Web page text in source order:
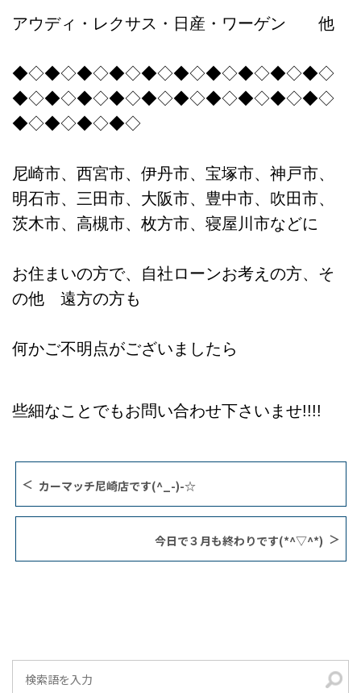
アウディ・レクサス・日産・ワーゲン 他
◆◇◆◇◆◇◆◇◆◇◆◇◆◇◆◇◆◇◆◇
◆◇◆◇◆◇◆◇◆◇◆◇◆◇◆◇◆◇◆◇
◆◇◆◇◆◇◆◇
尼崎市、西宮市、伊丹市、宝塚市、神戸市、
明石市、三田市、大阪市、豊中市、吹田市、
茨木市、高槻市、枚方市、寝屋川市などに
お住まいの方で、自社ローンお考えの方、そ
の他 遠方の方も
何かご不明点がございましたら
些細なことでもお問い合わせ下さいませ!!!!
カーマッチ尼崎店です(^_-)-☆
今日で３月も終わりです(*^▽^*)